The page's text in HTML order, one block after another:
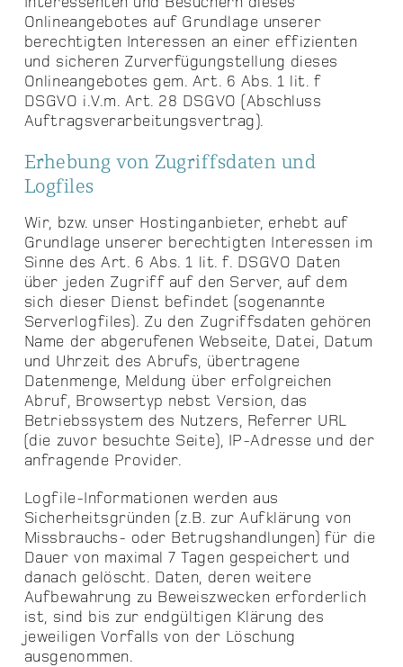
Onlineangebotes auf Grundlage unserer
berechtigten Interessen an einer effizienten
und sicheren Zurverfügungstellung dieses
Onlineangebotes gem. Art. 6 Abs. 1 lit. f
DSGVO i.V.m. Art. 28 DSGVO (Abschluss
Auftragsverarbeitungsvertrag).
Erhebung von Zugriffsdaten und
Logfiles
Wir, bzw. unser Hostinganbieter, erhebt auf
Grundlage unserer berechtigten Interessen im
Sinne des Art. 6 Abs. 1 lit. f. DSGVO Daten
über jeden Zugriff auf den Server, auf dem
sich dieser Dienst befindet (sogenannte
Serverlogfiles). Zu den Zugriffsdaten gehören
Name der abgerufenen Webseite, Datei, Datum
und Uhrzeit des Abrufs, übertragene
Datenmenge, Meldung über erfolgreichen
Abruf, Browsertyp nebst Version, das
Betriebssystem des Nutzers, Referrer URL
(die zuvor besuchte Seite), IP-Adresse und der
anfragende Provider.
Logfile-Informationen werden aus
Sicherheitsgründen (z.B. zur Aufklärung von
Missbrauchs- oder Betrugshandlungen) für die
Dauer von maximal 7 Tagen gespeichert und
danach gelöscht. Daten, deren weitere
Aufbewahrung zu Beweiszwecken erforderlich
ist, sind bis zur endgültigen Klärung des
jeweiligen Vorfalls von der Löschung
ausgenommen.